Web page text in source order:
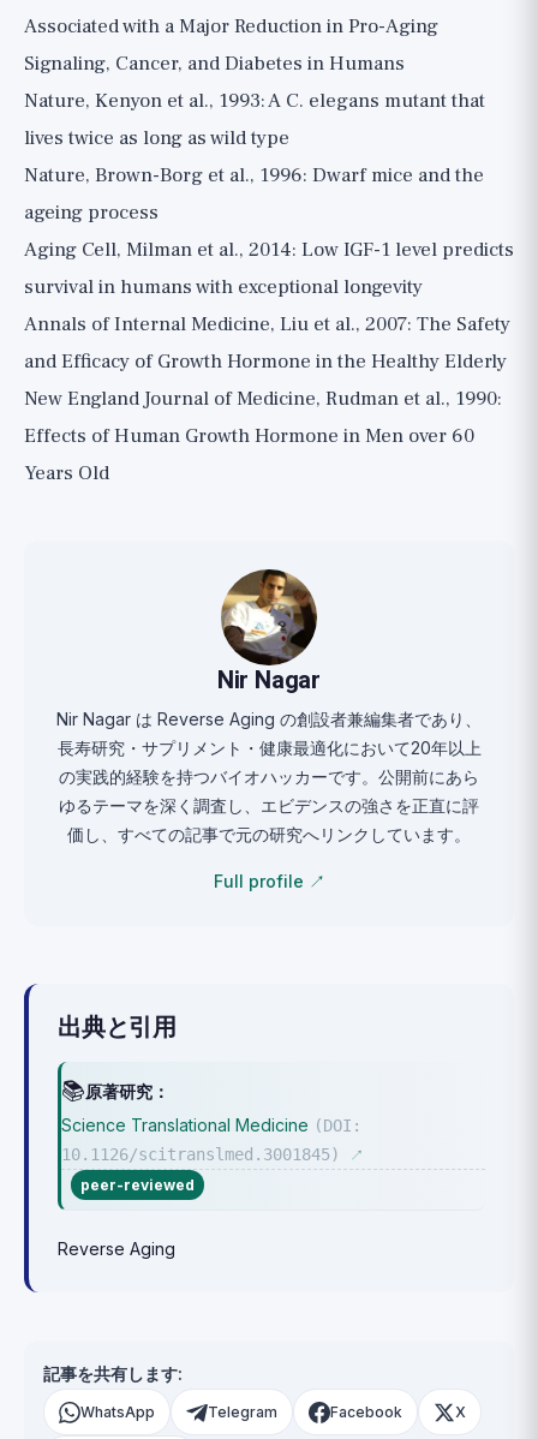
Associated with a Major Reduction in Pro-Aging
Signaling, Cancer, and Diabetes in Humans
Nature, Kenyon et al., 1993: A C. elegans mutant that
lives twice as long as wild type
Nature, Brown-Borg et al., 1996: Dwarf mice and the
ageing process
Aging Cell, Milman et al., 2014: Low IGF-1 level predicts
survival in humans with exceptional longevity
Annals of Internal Medicine, Liu et al., 2007: The Safety
and Efficacy of Growth Hormone in the Healthy Elderly
New England Journal of Medicine, Rudman et al., 1990:
Effects of Human Growth Hormone in Men over 60
Years Old
Nir Nagar
Nir Nagar は Reverse Aging の創設者兼編集者であり、
長寿研究・サプリメント・健康最適化において20年以上
の実践的経験を持つバイオハッカーです。公開前にあら
ゆるテーマを深く調査し、エビデンスの強さを正直に評
価し、すべての記事で元の研究へリンクしています。
Full profile ↗
出典と引用
📚原著研究：
Science Translational Medicine (DOI:
10.1126/scitranslmed.3001845)
↗
peer-reviewed
Reverse Aging
記事を共有します:
WhatsApp Telegram Facebook X